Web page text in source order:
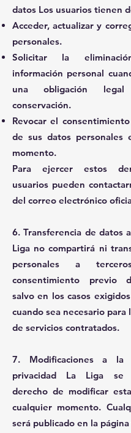
datos Los usuarios tienen
Acceder, actualizar y
personales.
Solicitar la
información personal
una obligación
conservación.
Revocar el
de sus datos personales
momento.
Para ejercer estos
usuarios pueden
del correo electrónico
6. Transferencia de datos
Liga no compartirá ni
personales a
consentimiento previo
salvo en los casos
cuando sea necesario para
de servicios contratados.
7. Modificaciones a la
privacidad La Liga se
derecho de modificar
cualquier momento.
será publicado en la